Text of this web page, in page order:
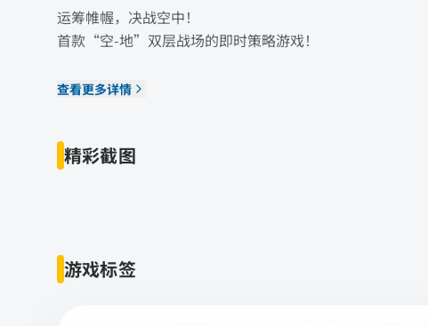
运筹帷幄，决战空中！
首款“空-地”双层战场的即时策略游戏！
查看更多详情
精彩截图
游戏标签